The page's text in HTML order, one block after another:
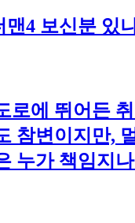
맨4 보신분 있
로에 뛰어든
참변이지만,
누가 책임지